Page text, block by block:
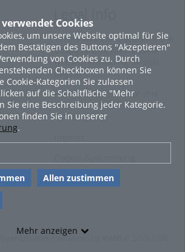
verwendet Cookies
um unsere Website optimal für Sie
Bestätigen des Buttons "Akzeptieren"
von Cookies zu. Durch
Checkboxen können Sie
Cookie-Kategorien Sie zulassen
auf die Schaltfläche "Mehr
Sie eine Beschreibung jeder Kategorie.
finden Sie in unserer
.
Allen zustimmen
Mehr anzeigen
Legal Info
Terms and Conditions for the
Usage of this ViMP based
website (including all sub-
pages)
Privacy Statement for this
ViMP based Website incl.
Sub-pages
Lösungen powered by